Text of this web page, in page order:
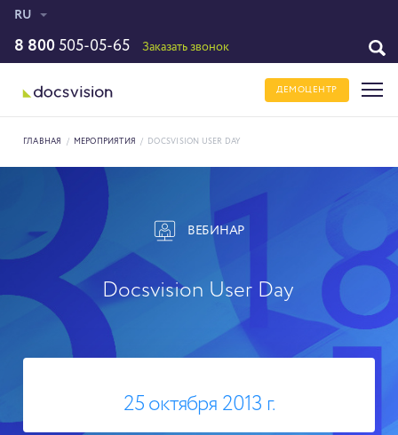
RU
8 800 505-05-65 Заказать звонок
ДЕМОЦЕНТР
ГЛАВНАЯ / МЕРОПРИЯТИЯ / DOCSVISION USER DAY
ВЕБИНАР
Docsvision User Day
25 октября 2013 г.